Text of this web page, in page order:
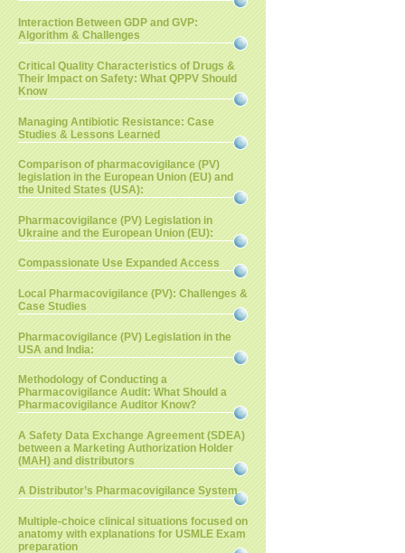
Interaction Between GDP and GVP:
Algorithm & Challenges
Critical Quality Characteristics of Drugs &
Their Impact on Safety: What QPPV Should
Know
Managing Antibiotic Resistance: Case
Studies & Lessons Learned
Comparison of pharmacovigilance (PV)
legislation in the European Union (EU) and
the United States (USA):
Pharmacovigilance (PV) Legislation in
Ukraine and the European Union (EU):
Compassionate Use Expanded Access
Local Pharmacovigilance (PV): Challenges &
Case Studies
Pharmacovigilance (PV) Legislation in the
USA and India:
Methodology of Conducting a
Pharmacovigilance Audit: What Should a
Pharmacovigilance Auditor Know?
A Safety Data Exchange Agreement (SDEA)
between a Marketing Authorization Holder
(MAH) and distributors
A Distributor’s Pharmacovigilance System
Multiple-choice clinical situations focused on
anatomy with explanations for USMLE Exam
preparation